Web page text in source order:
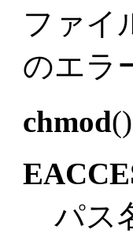
ファイ
のエラ
chmod
パス